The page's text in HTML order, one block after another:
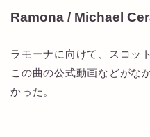
Ramona / Michael
ラモーナに向けて、スコッ
この曲の公式動画などがな
かった。